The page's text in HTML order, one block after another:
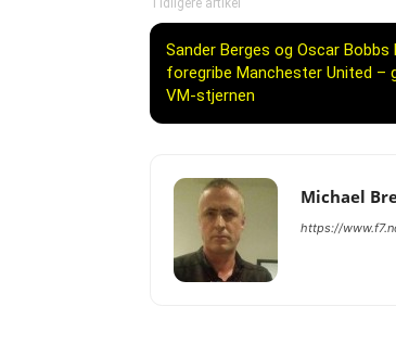
Tidligere artikel
Sander Berges og Oscar Bobbs
foregribe Manchester United –
VM-stjernen
Michael
https://